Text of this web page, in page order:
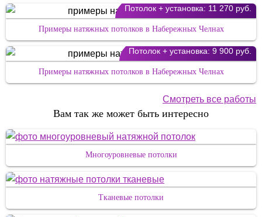
Потолок + установка: 11 270 руб.
Примеры натяжных потолков в Набережных Челнах
Потолок + установка: 9 900 руб.
Примеры натяжных потолков в Набережных Челнах
Смотреть все работы
Вам так же может быть интересно
Многоуровневые потолки
Тканевые потолки